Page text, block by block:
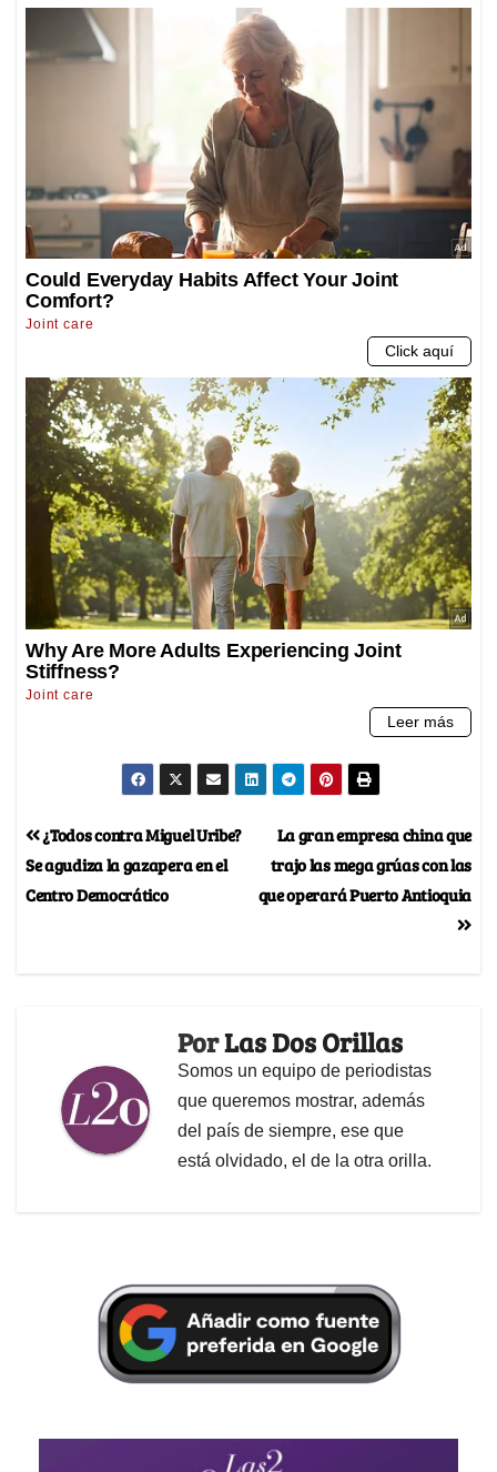
La gran empresa china que
trajo las mega grúas con las
que operará Puerto Antioquia
¿Todos contra Miguel Uribe?
Se agudiza la gazapera en el
Centro Democrático
PorLas Dos Orillas
Somos un equipo de periodistas
que queremos mostrar, además
del país de siempre, ese que
está olvidado, el de la otra orilla.